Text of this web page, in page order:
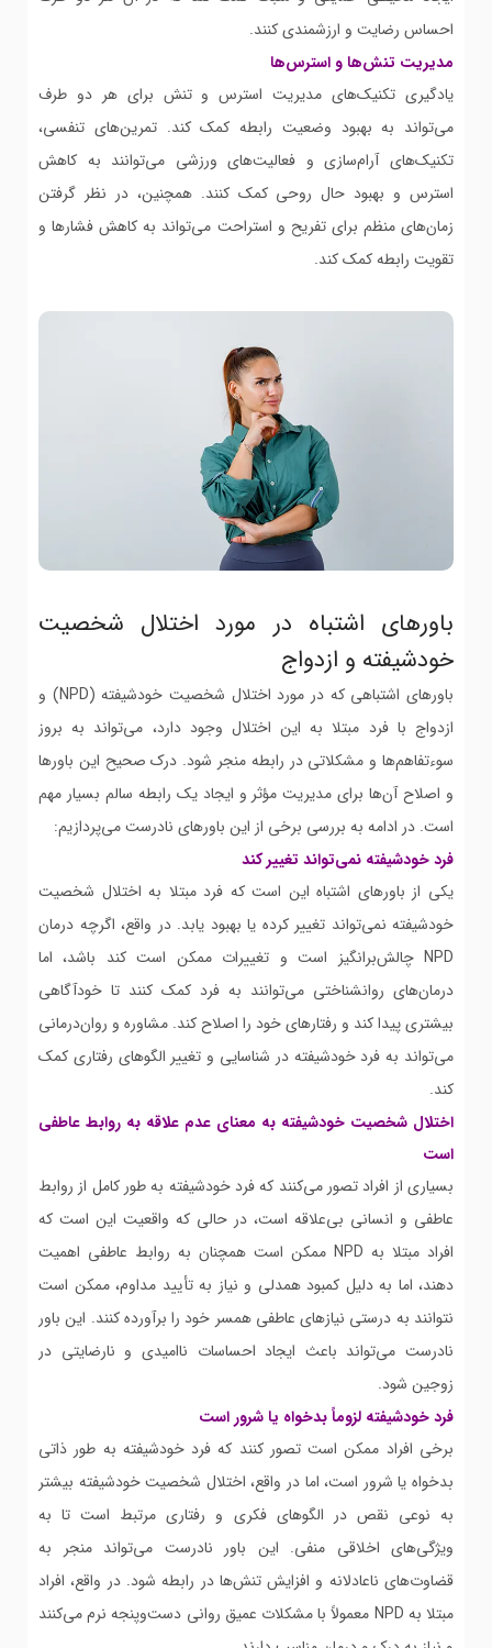
احساس رضایت و ارزشمندی کنند.
مدیریت تنش‌ها و استرس‌ها
یادگیری تکنیک‌های مدیریت استرس و تنش برای هر دو طرف
می‌تواند به بهبود وضعیت رابطه کمک کند. تمرین‌های تنفسی،
تکنیک‌های آرام‌سازی و فعالیت‌های ورزشی می‌توانند به کاهش
استرس و بهبود حال روحی کمک کنند. همچنین، در نظر گرفتن
زمان‌های منظم برای تفریح و استراحت می‌تواند به کاهش فشارها و
تقویت رابطه کمک کند.
باورهای اشتباه در مورد اختلال شخصیت
خودشیفته و ازدواج
باورهای اشتباهی که در مورد اختلال شخصیت خودشیفته (NPD) و
ازدواج با فرد مبتلا به این اختلال وجود دارد، می‌تواند به بروز
سوءتفاهم‌ها و مشکلاتی در رابطه منجر شود. درک صحیح این باورها
و اصلاح آن‌ها برای مدیریت مؤثر و ایجاد یک رابطه سالم بسیار مهم
است. در ادامه به بررسی برخی از این باورهای نادرست می‌پردازیم:
فرد خودشیفته نمی‌تواند تغییر کند
یکی از باورهای اشتباه این است که فرد مبتلا به اختلال شخصیت
خودشیفته نمی‌تواند تغییر کرده یا بهبود یابد. در واقع، اگرچه درمان
NPD چالش‌برانگیز است و تغییرات ممکن است کند باشد، اما
درمان‌های روانشناختی می‌توانند به فرد کمک کنند تا خودآگاهی
بیشتری پیدا کند و رفتارهای خود را اصلاح کند. مشاوره و روان‌درمانی
می‌تواند به فرد خودشیفته در شناسایی و تغییر الگوهای رفتاری کمک
کند.
اختلال شخصیت خودشیفته به معنای عدم علاقه به روابط عاطفی
است
بسیاری از افراد تصور می‌کنند که فرد خودشیفته به طور کامل از روابط
عاطفی و انسانی بی‌علاقه است، در حالی که واقعیت این است که
افراد مبتلا به NPD ممکن است همچنان به روابط عاطفی اهمیت
دهند، اما به دلیل کمبود همدلی و نیاز به تأیید مداوم، ممکن است
نتوانند به درستی نیازهای عاطفی همسر خود را برآورده کنند. این باور
نادرست می‌تواند باعث ایجاد احساسات ناامیدی و نارضایتی در
زوجین شود.
فرد خودشیفته لزوماً بدخواه یا شرور است
برخی افراد ممکن است تصور کنند که فرد خودشیفته به طور ذاتی
بدخواه یا شرور است، اما در واقع، اختلال شخصیت خودشیفته بیشتر
به نوعی نقص در الگوهای فکری و رفتاری مرتبط است تا به
ویژگی‌های اخلاقی منفی. این باور نادرست می‌تواند منجر به
قضاوت‌های ناعادلانه و افزایش تنش‌ها در رابطه شود. در واقع، افراد
مبتلا به NPD معمولاً با مشکلات عمیق روانی دست‌وپنجه نرم می‌کنند